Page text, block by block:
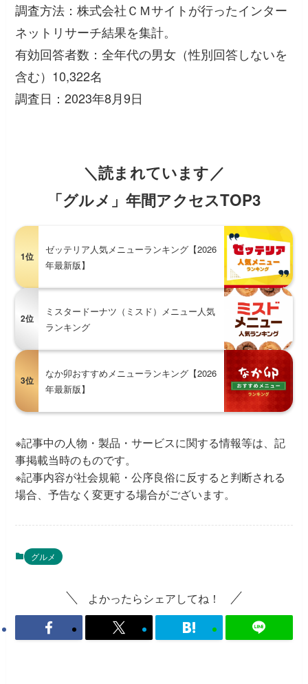
調査方法：株式会社ＣＭサイトが行ったインター
ネットリサーチ結果を集計。
有効回答者数：全年代の男女（性別回答しないを
含む）10,322名
調査日：2023年8月9日
＼読まれています／
「グルメ」年間アクセスTOP3
1位
ゼッテリア人気メニューランキング【2026
年最新版】
2位
ミスタードーナツ（ミスド）メニュー人気
ランキング
3位
なか卯おすすめメニューランキング【2026
年最新版】
※記事中の人物・製品・サービスに関する情報等は、記
事掲載当時のものです。
※記事内容が社会規範・公序良俗に反すると判断される
場合、予告なく変更する場合がございます。
グルメ
よかったらシェアしてね！